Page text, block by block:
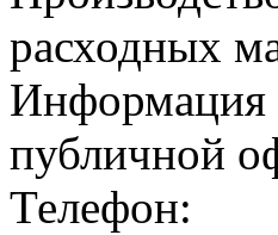
расходных
Информация
публичной
Телефон: